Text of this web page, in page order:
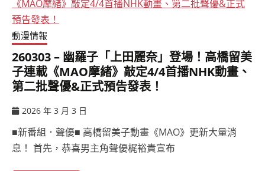
動漫情報
260303 – 幽羅子「上田麗奈」登場！高橋留美
子連載《MAO摩緒》敲定4/4首播NHK動畫、
第二批聲優&正式預告發表！
2026 年 3 月 3 日
■新番組．聲優■ 高橋留美子動畫《MAO》更新大量消
息！ 首先，恭喜男主角聲優梶裕貴宣布